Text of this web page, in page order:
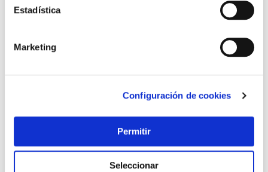
Estadística
Marketing
Configuración de cookies
Permitir
Seleccionar
Paleta valenciana inox 12 x 65 cm - mango madera la
11,51 €